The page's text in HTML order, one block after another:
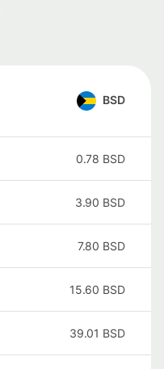
BSD
0.78 BSD
3.90 BSD
7.80 BSD
15.60 BSD
39.01 BSD